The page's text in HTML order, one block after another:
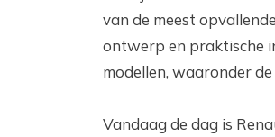
van de meest
ontwerp en praktische
modellen, waaronder de
Vandaag de dag is